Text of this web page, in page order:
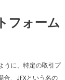
フォーム
うに、特定の取引プ
合、JFXという名の